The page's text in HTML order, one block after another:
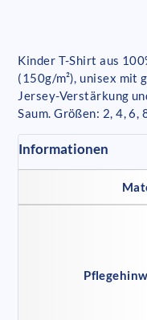
Kinder T-Shirt aus
(150g/m²), unisex mit
Jersey-Verstärkung
Saum. Größen: 2, 4, 6,
Informationen